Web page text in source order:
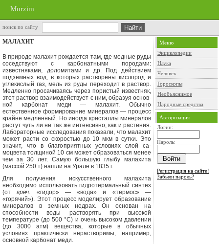
Murzim
поиск по сайту
МАЛАХИТ
В природе малахит рождается там, где медные руды
соседствуют с карбонат­ными породами:
известняками, доломи­тами и др. Под действием
подземных вод, в которых растворены кислород и
углекислый газ, мель из руды переходит в раствор.
Медленно просачиваясь че­рез пористый известняк,
этот раствор взаимодействует с ним, образуя основ­
ной карбонат меди — малахит. Обыч­но
естественное формирование мине­ралов — процесс
крайне медленный. Но иногда кристаллы минералов
растут чуть ли не так же интенсивно, как и растения.
Лабораторные исследования по­казали, что малахит
может расти со ско­ростью до 10 мкм в сутки. Это
значит, что в благоприятных условиях слой са­
моцвета толщиной 10 см может образо­ваться менее
чем за 30 лет. Самую боль­шую глыбу малахита
(массой 250 т) нашли на Урале в 1835 г.
Для получения искусственного ма­лахита
необходимо использовать гидро­термальный синтез
(отгреч. «гидор» — «вода» и «термос» —
«горячий»). Этот процесс моделирует образование
мине­ралов в земных недрах. Он основан на
способности воды растворять при высо­кой
температуре (до 500 °С) и очень высоком давлении
(до 3000 атм) вещества, которые в обычных
условиях прак­тически нерастворимы, например,
основной карбонат меди.
Меню
Энциклопедии
Наука
Человек
Гороскопы
Необъяснимое
Народные средства
Авторизация
Логин:
Пароль:
Регистрация на сайте!
Забыли пароль?